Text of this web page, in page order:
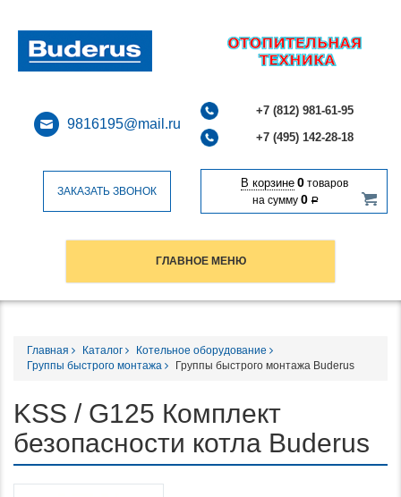
9816195@mail.ru
+7 (812) 981-61-95
+7 (495) 142-28-18
ЗАКАЗАТЬ ЗВОНОК
В корзине 0товаров
на сумму 0 Р
ГЛАВНОЕ МЕНЮ
Главная Каталог
Котельное оборудование
Группы быстрого монтажа
Группы быстрого монтажа Buderus
KSS / G125 Комплект
безопасности котла Buderus